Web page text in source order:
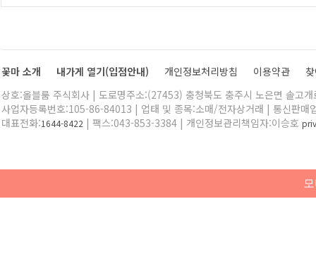
꽃마 소개 내가게 열기(입점안내) 개인정보처리방침 이용약관
상호:올블룸 주식회사 | 도로명주소:(27453) 충청북도 충주시 노은면 솔고
사업자등록번호:105-86-84013 | 업태 및 종목:소매/전자상거래 | 통신판매
대표전화:1644-8422 | 팩스:043-853-3384 | 개인정보관리책임자:이승호